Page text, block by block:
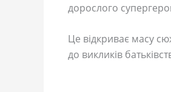
дорослого
Це відкриває масу
до викликів